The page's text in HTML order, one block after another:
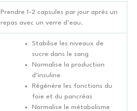
Prendre 1-2 capsules par jour après un
repas avec un verre d’eau.
Stabilise les niveaux de
sucre dans le sang
Normalise la production
d’insuline
Régénère les fonctions du
foie et du pancréas
Normalise le métabolisme